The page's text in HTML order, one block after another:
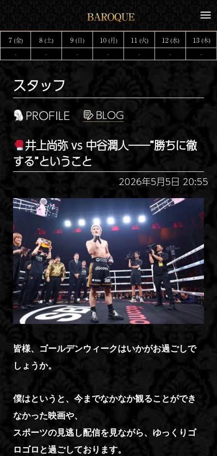
テ
ン
ツ
メ
ュ
ー
7 (金) 8 (土) 9 (日) 10 (月) 11 (火) 12 (水) 13 (木)
- - - - - - -
スタッフ
PROFILE
井上尚弥 vs 中谷潤人――“勝ちに徹
する”ということ
2026年5月5日 20:55
皆様、ゴールデンウィークはいかがお過ごしで
しょうか。
僕はというと、今までなかなか観ることができ
なかった映画や、
スポーツの見逃し配信を見ながら、ゆっくりゴ
ロゴロと過ごしております。